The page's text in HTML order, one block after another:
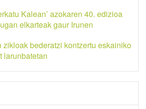
Kalean’ azokaren 40. edizioa
elkarteak gaur Irunen
zikloak bederatzi kontzertu eskainiko
larunbatetan